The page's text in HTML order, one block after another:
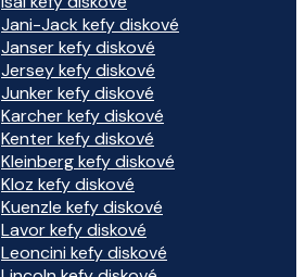
Jani-Jack kefy diskové
Janser kefy diskové
Jersey kefy diskové
Junker kefy diskové
Karcher kefy diskové
Kenter kefy diskové
Kleinberg kefy diskové
Kloz kefy diskové
Kuenzle kefy diskové
Lavor kefy diskové
Leoncini kefy diskové